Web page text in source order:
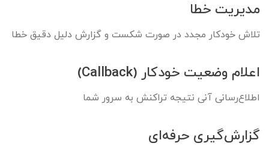
مدیریت خطا
تلاش خودکار مجدد در صورت شکست و گزارش دلیل دقیق خطا
اعلام وضعیت خودکار (Callback)
اطلاع‌رسانی آنی نتیجه تراکنش به سرور شما
گزارش‌گیری حرفه‌ای